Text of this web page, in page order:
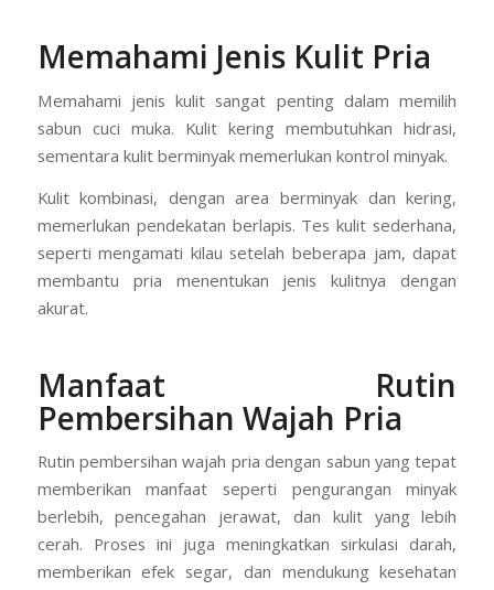
Memahami Jenis Kulit Pria
Memahami jenis kulit sangat penting dalam memilih
sabun cuci muka. Kulit kering membutuhkan hidrasi,
sementara kulit berminyak memerlukan kontrol minyak.
Kulit kombinasi, dengan area berminyak dan kering,
memerlukan pendekatan berlapis. Tes kulit sederhana,
seperti mengamati kilau setelah beberapa jam, dapat
membantu pria menentukan jenis kulitnya dengan
akurat.
Manfaat Rutin
Pembersihan Wajah Pria
Rutin pembersihan wajah pria dengan sabun yang tepat
memberikan manfaat seperti pengurangan minyak
berlebih, pencegahan jerawat, dan kulit yang lebih
cerah. Proses ini juga meningkatkan sirkulasi darah,
memberikan efek segar, dan mendukung kesehatan